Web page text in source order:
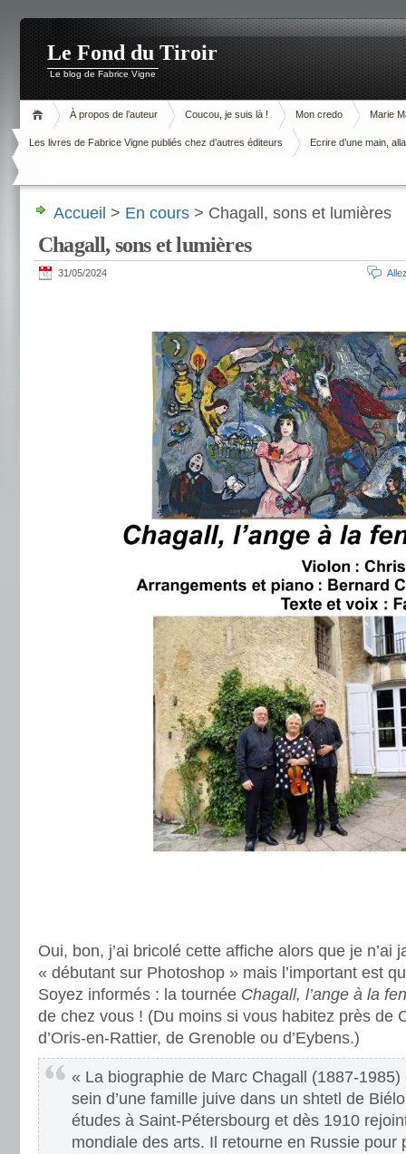
Le Fond du Tiroir
Le blog de Fabrice Vigne
À propos de l’auteur Coucou, je suis là ! Mon credo Marie
Les livres de Fabrice Vigne publiés chez d’autres éditeurs Ecrire d’une main,
Accueil > En cours > Chagall, sons et lumières
Chagall, sons et lumières
31/05/2024
Oui, bon, j’ai bricolé cette affiche alors que je n’ai
« débutant sur Photoshop » mais l’important est
Soyez informés : la tournée Chagall, l’ange à la
de chez vous ! (Du moins si vous habitez près de
d’Oris-en-Rattier, de Grenoble ou d’Eybens.)
« La biographie de Marc Chagall (1887-
sein d’une famille juive dans un shtetl de
études à Saint-Pétersbourg et dès 1910
mondiale des arts. Il retourne en Russie pour